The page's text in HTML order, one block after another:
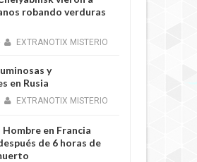
robando verduras
EXTRANOTIX MISTERIO
y
en Rusia
EXTRANOTIX MISTERIO
en Francia
de 6 horas de